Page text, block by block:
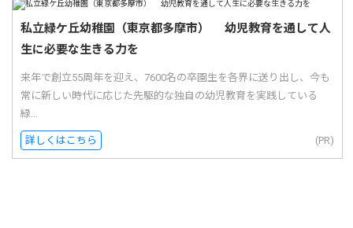
私立緑ケ丘幼稚園（東京都多摩市） 幼児教育を通して人
生に必要な生きる力を
来年で創立55周年を迎え、7600名の卒園生を各界に送り出し、今も
常に新しい時代に応じた先駆的な独自の幼児教育を実践している
緑...
詳しくはこちら (PR)